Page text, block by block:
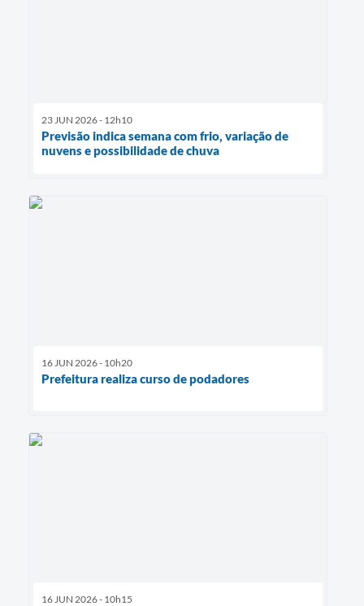
23 JUN 2026 - 12h10
Previsão indica semana com frio, variação de
nuvens e possibilidade de chuva
16 JUN 2026 - 10h20
Prefeitura realiza curso de podadores
16 JUN 2026 - 10h15